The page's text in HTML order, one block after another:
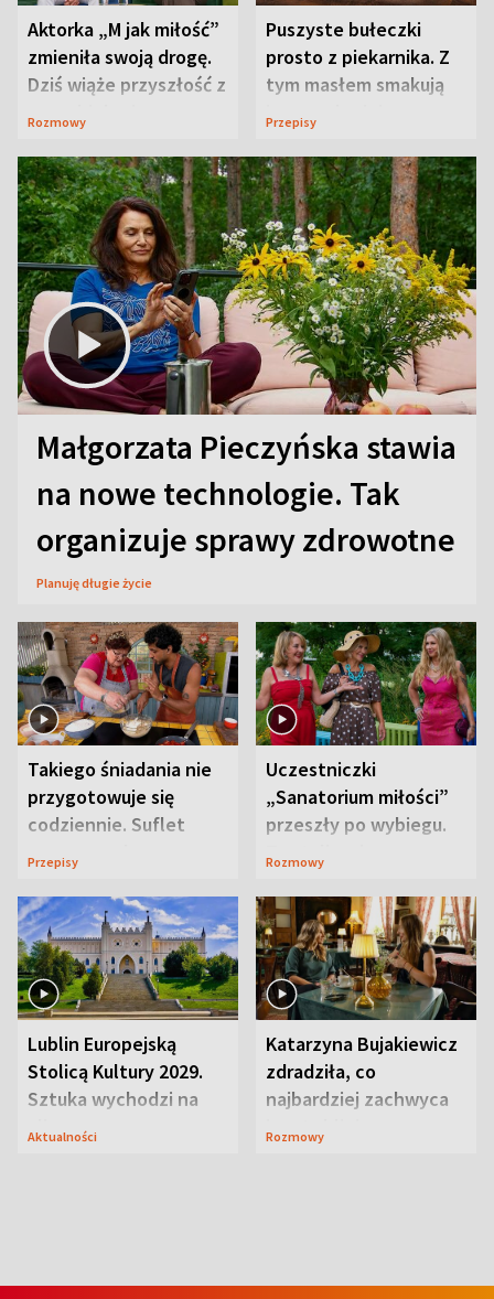
Aktorka „M jak miłość”
zmieniła swoją drogę.
Dziś wiąże przyszłość z
neurobiologią
Rozmowy
Puszyste bułeczki
prosto z piekarnika. Z
tym masłem smakują
jeszcze lepiej
Przepisy
Małgorzata Pieczyńska stawia
na nowe technologie. Tak
organizuje sprawy zdrowotne
Planuję długie życie
Takiego śniadania nie
przygotowuje się
codziennie. Suflet
serowy zachwyca
Przepisy
Uczestniczki
„Sanatorium miłości”
przeszły po wybiegu.
Te stylizacje
Rozmowy
Lublin Europejską
Stolicą Kultury 2029.
Sztuka wychodzi na
ulice
Aktualności
Katarzyna Bujakiewicz
zdradziła, co
najbardziej zachwyca
ją w Lublinie
Rozmowy